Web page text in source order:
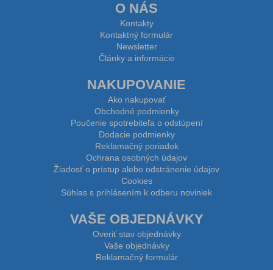
O NÁS
Kontakty
Kontaktný formulár
Newsletter
Články a informácie
NAKUPOVANIE
Ako nakupovať
Obchodné podmienky
Poučenie spotrebiteľa o odstúpení
Dodacie podmienky
Reklamačný poriadok
Ochrana osobných údajov
Žiadosť o prístup alebo odstránenie údajov
Cookies
Súhlas s prihlásením k odberu noviniek
VAŠE OBJEDNÁVKY
Overiť stav objednávky
Vaše objednávky
Reklamačný formulár